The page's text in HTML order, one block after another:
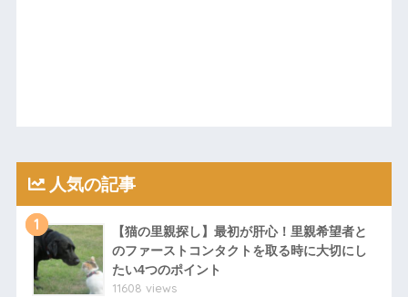
人気の記事
1
【猫の里親探し】最初が肝心！里親希望者と
のファーストコンタクトを取る時に大切にし
たい4つのポイント
11608 views